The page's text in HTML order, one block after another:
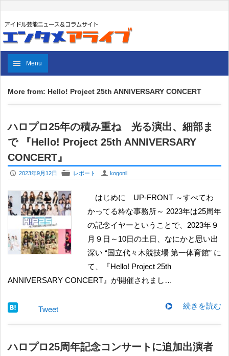
Menu
More from: Hello! Project 25th ANNIVERSARY CONCERT
ハロプロ25年の積み重ね 光る演出、細部ま
で 『Hello! Project 25th ANNIVERSARY
CONCERT』
P 2023年9月12日 F レポート U kogonil
はじめに UP-FRONT ～すべてわ
かってる粋な事務所～ 2023年は25周年
の記念イヤーということで、2023年９
月９日～10日の土日、なにかと思い出
深い “国立代々木競技場 第一体育館” に
て、『Hello! Project 25th
ANNIVERSARY CONCERT』が開催されまし…
続きを読む
Tweet
ハロプロ25周年記念コンサートに追加出演者